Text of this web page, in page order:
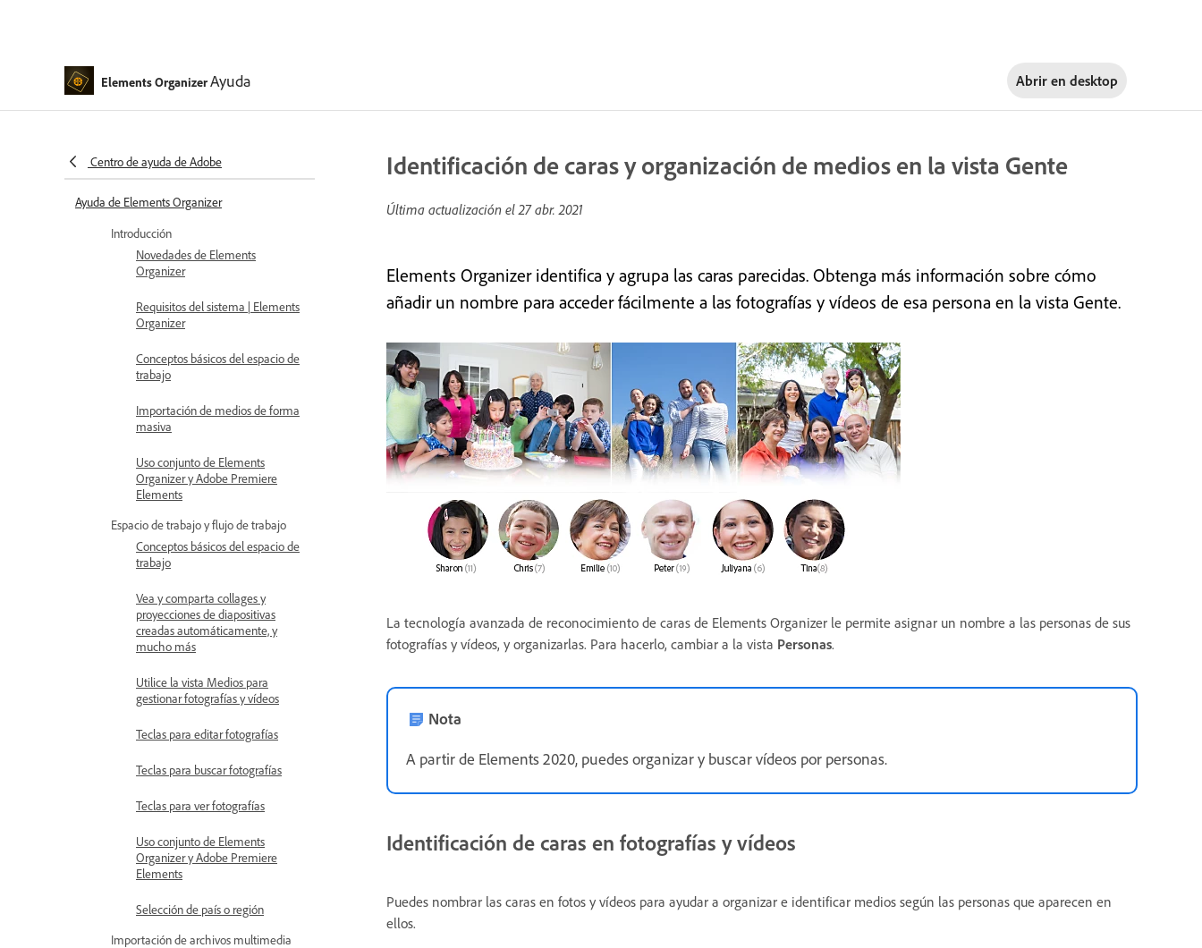
Elements OrganizerAyuda Abrir en desktop
Centro de ayuda de Adobe
Ayuda de Elements Organizer
Introducción
Novedades de Elements
Organizer
Requisitos del sistema | Elements
Organizer
Conceptos básicos del espacio de
trabajo
Importación de medios de forma
masiva
Uso conjunto de Elements
Organizer y Adobe Premiere
Elements
Espacio de trabajo y flujo de trabajo
Conceptos básicos del espacio de
trabajo
Vea y comparta collages y
proyecciones de diapositivas
creadas automáticamente, y
mucho más
Utilice la vista Medios para
gestionar fotografías y vídeos
Teclas para editar fotografías
Teclas para buscar fotografías
Teclas para ver fotografías
Uso conjunto de Elements
Organizer y Adobe Premiere
Elements
Selección de país o región
Importación de archivos multimedia
Identificación de caras y organización de medios en la vista Gente
Última actualización el27 abr. 2021
Elements Organizer identifica y agrupa las caras parecidas. Obtenga más información sobre cómo
añadir un nombre para acceder fácilmente a las fotografías y vídeos de esa persona en la vista Gente.
La tecnología avanzada de reconocimiento de caras de Elements Organizer le permite asignar un nombre a las personas de sus
fotografías y vídeos, y organizarlas. Para hacerlo, cambiar a la vista Personas.
Nota
A partir de Elements 2020, puedes organizar y buscar vídeos por personas.
Identificación de caras en fotografías y vídeos
Puedes nombrar las caras en fotos y vídeos para ayudar a organizar e identificar medios según las personas que aparecen en
ellos.